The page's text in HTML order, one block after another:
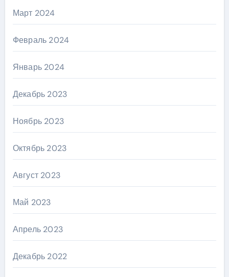
Март 2024
Февраль 2024
Январь 2024
Декабрь 2023
Ноябрь 2023
Октябрь 2023
Август 2023
Май 2023
Апрель 2023
Декабрь 2022